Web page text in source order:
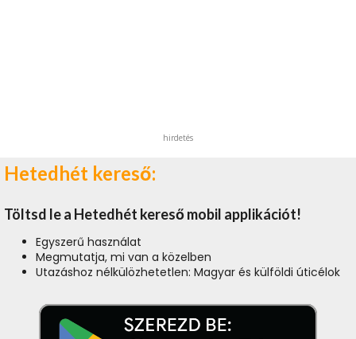
hirdetés
Hetedhét kereső:
Töltsd le a Hetedhét kereső mobil applikációt!
Egyszerű használat
Megmutatja, mi van a közelben
Utazáshoz nélkülözhetetlen: Magyar és külföldi úticélok